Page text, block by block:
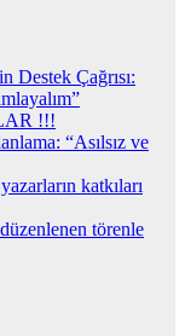
Çağrısı:
!!!
“Asılsız ve
katkıları
törenle